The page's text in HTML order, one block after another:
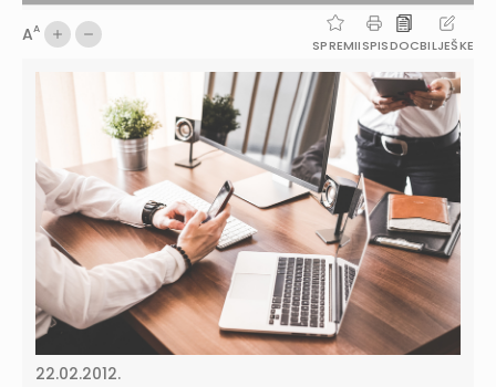
AA
SPREMIISPISDOCBILJEŠKE
22.02.2012.